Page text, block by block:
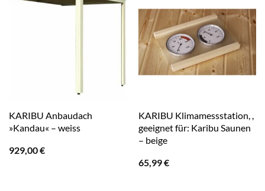
KARIBU Anbaudach
»Kandau« – weiss
929,00€
KARIBU Klimamessstation, ,
geeignet für: Karibu Saunen
– beige
65,99€